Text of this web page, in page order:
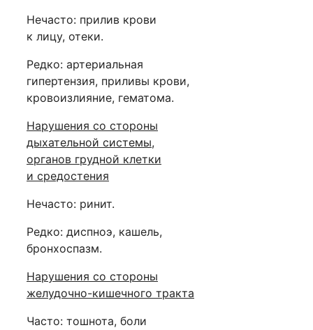
Нечасто: прилив крови
к лицу, отеки.
Редко: артериальная
гипертензия, приливы крови,
кровоизлияние, гематома.
Нарушения со стороны
дыхательной системы,
органов грудной клетки
и средостения
Нечасто: ринит.
Редко: диспноэ, кашель,
бронхоспазм.
Нарушения со стороны
желудочно-кишечного тракта
Часто: тошнота, боли